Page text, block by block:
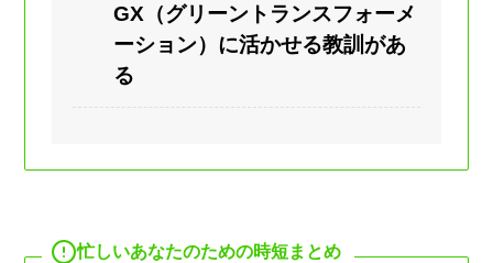
GX（グリーントランスフォーメ
ーション）に活かせる教訓があ
る
忙しいあなたのための時短まとめ